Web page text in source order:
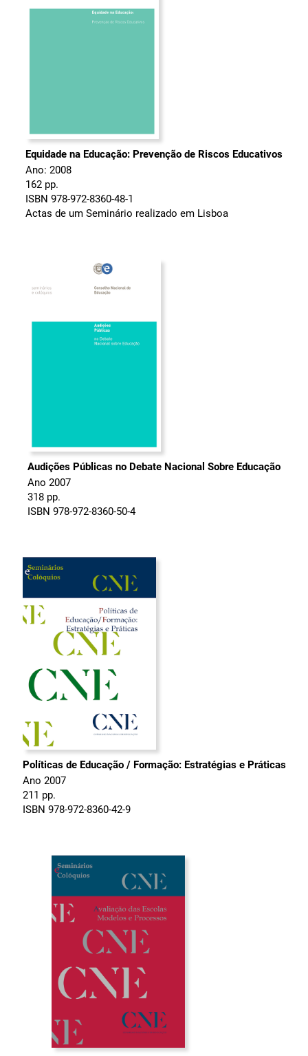
Equidade na Educação: Prevenção de Riscos Educativos
Ano: 2008
162 pp.
ISBN 978-972-8360-48-1
Actas de um Seminário realizado em Lisboa
Audições Públicas no Debate Nacional Sobre Educação
Ano 2007
318 pp.
ISBN 978-972-8360-50-4
Políticas de Educação / Formação: Estratégias e Práticas
Ano 2007
211 pp.
ISBN 978-972-8360-42-9